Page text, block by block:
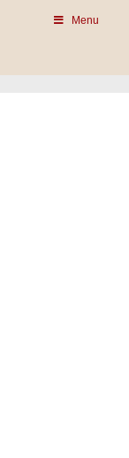
Menu